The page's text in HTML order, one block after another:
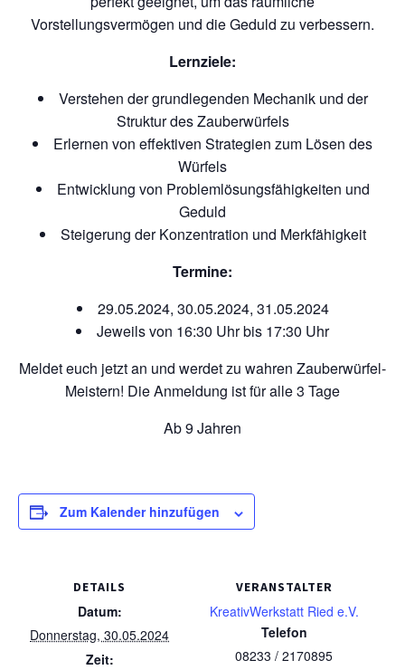
Vorstellungsvermögen und die Geduld zu verbessern.
Lernziele:
Verstehen der grundlegenden Mechanik und der
Struktur des Zauberwürfels
Erlernen von effektiven Strategien zum Lösen des
Würfels
Entwicklung von Problemlösungsfähigkeiten und
Geduld
Steigerung der Konzentration und Merkfähigkeit
Termine:
29.05.2024, 30.05.2024, 31.05.2024
Jeweils von 16:30 Uhr bis 17:30 Uhr
Meldet euch jetzt an und werdet zu wahren Zauberwürfel-
Meistern! Die Anmeldung ist für alle 3 Tage
Ab 9 Jahren
Zum Kalender hinzufügen
DETAILS
Datum:
Donnerstag, 30.05.2024
Zeit:
VERANSTALTER
KreativWerkstatt Ried e.V.
Telefon
08233 / 2170895